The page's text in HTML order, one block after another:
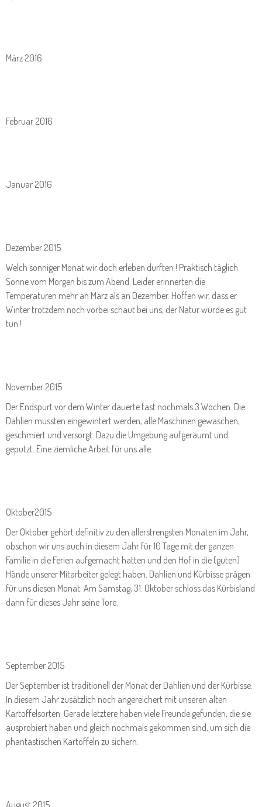
März 2016
Februar 2016
Januar 2016
Dezember 2015
Welch sonniger Monat wir doch erleben durften ! Praktisch täglich
Sonne vom Morgen bis zum Abend. Leider erinnerten die
Temperaturen mehr an März als an Dezember. Hoffen wir, dass er
Winter trotzdem noch vorbei schaut bei uns, der Natur würde es gut
tun !
November 2015
Der Endspurt vor dem Winter dauerte fast nochmals 3 Wochen. Die
Dahlien mussten eingewintert werden, alle Maschinen gewaschen,
geschmiert und versorgt. Dazu die Umgebung aufgeräumt und
geputzt. Eine ziemliche Arbeit für uns alle.
Oktober2015
Der Oktober gehört definitiv zu den allerstrengsten Monaten im Jahr,
obschon wir uns auch in diesem Jahr für 10 Tage mit der ganzen
Familie in die Ferien aufgemacht hatten und den Hof in die (guten)
Hände unserer Mitarbeiter gelegt haben. Dahlien und Kürbisse prägen
für uns diesen Monat. Am Samstag, 31. Oktober schloss das Kürbisland
dann für dieses Jahr seine Tore.
September 2015
Der September ist traditionell der Monat der Dahlien und der Kürbisse.
In diesem Jahr zusätzlich noch angereichert mit unseren alten
Kartoffelsorten. Gerade letztere haben viele Freunde gefunden, die sie
ausprobiert haben und gleich nochmals gekommen sind, um sich die
phantastischen Kartoffeln zu sichern.